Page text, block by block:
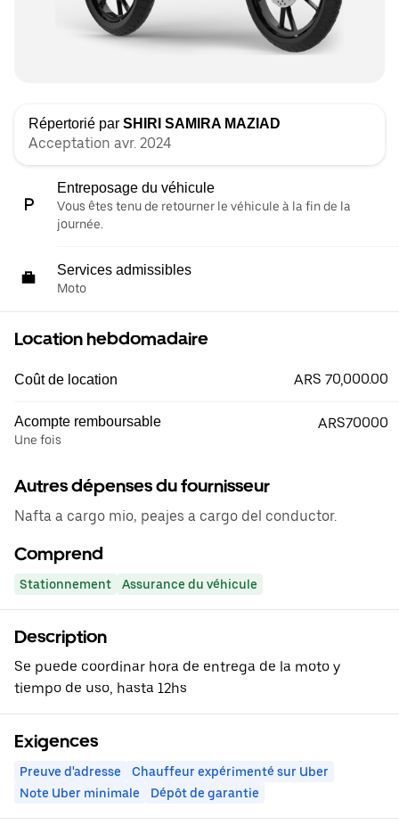
Répertorié par SHIRI SAMIRA MAZIAD
Acceptation avr. 2024
Entreposage du véhicule
Vous êtes tenu de retourner le véhicule à la fin de la
journée.
Services admissibles
Moto
Location hebdomadaire
Coût de location ARS 70,000.00
Acompte remboursable
Une fois
ARS70000
Autres dépenses du fournisseur
Nafta a cargo mio, peajes a cargo del conductor.
Comprend
Stationnement Assurance du véhicule
Description
Se puede coordinar hora de entrega de la moto y
tiempo de uso, hasta 12hs
Exigences
Preuve d'adresse
Chauffeur expérimenté sur Uber
Note Uber minimale
Dépôt de garantie